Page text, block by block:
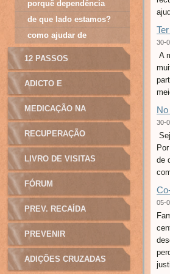
30-
A
30-
de
05-
porquê dependência
de que lado estamos?
como ajudar de
12 PASSOS
ADICTO E
MANIPULAÇÃO
MEDICAÇÃO NA
ADICÇÃO
RECUPERAÇÃO
LIVRO DE VISITAS
FÓRUM
PREV. RECAÍDA
PREVENIR
ADIÇÕES CRUZADAS